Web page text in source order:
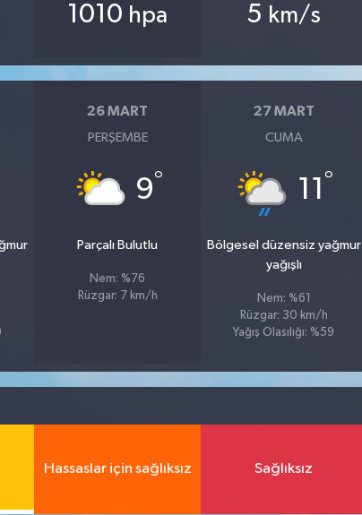
1010 hpa 5 km/s
26 MART
PERŞEMBE
9°
Parçalı Bulutlu
Nem: %76
Rüzgar: 7 km/h
27 MART
CUMA
11 °
Bölgesel düzensiz yağmur
yağışlı
Nem: %61
Rüzgar: 30 km/h
Yağış Olasılığı: %59
Hassaslar için sağlıksız Sağlıksız